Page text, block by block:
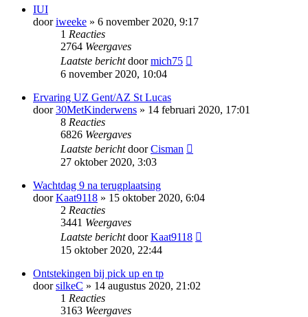
IUI
dooriweeke » 6 november 2020, 9:17
1 Reacties
2764 Weergaves
Laatste berichtdoormich75
6 november 2020, 10:04
Ervaring UZ Gent/AZ St Lucas
door30MetKinderwens » 14 februari 2020, 17:01
8 Reacties
6826 Weergaves
Laatste berichtdoorCisman
27 oktober 2020, 3:03
Wachtdag 9 na terugplaatsing
doorKaat9118 » 15 oktober 2020, 6:04
2 Reacties
3441 Weergaves
Laatste berichtdoorKaat9118
15 oktober 2020, 22:44
Ontstekingen bij pick up en tp
doorsilkeC » 14 augustus 2020, 21:02
1 Reacties
3163 Weergaves